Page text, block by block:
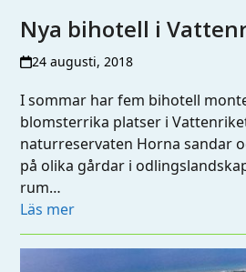
Nya bihotell i
24 augusti, 2018
I sommar har fem bihotell
blomsterrika platser i
naturreservaten Horna sandar
på olika gårdar i
rum…
Läs mer